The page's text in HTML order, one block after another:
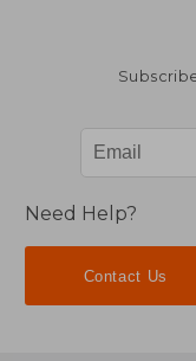
Need Help?
Contact Us